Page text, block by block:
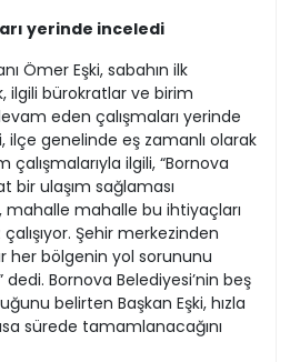
yerinde inceledi
Ömer Eşki, sabahın ilk
ilgili bürokratlar ve birim
eden çalışmaları yerinde
ilçe genelinde eş zamanlı olarak
çalışmalarıyla ilgili, “Bornova
bir ulaşım sağlaması
mahalle mahalle bu ihtiyaçları
çalışıyor. Şehir merkezinden
her bölgenin yol sorununu
Bornova Belediyesi’nin beş
belirten Başkan Eşki, hızla
sürede tamamlanacağını